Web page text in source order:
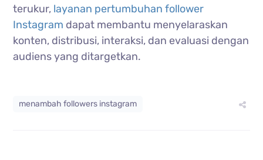
terukur, layanan pertumbuhan follower
Instagram dapat membantu menyelaraskan
konten, distribusi, interaksi, dan evaluasi dengan
audiens yang ditargetkan.
menambah followers instagram